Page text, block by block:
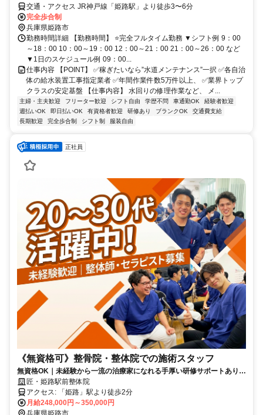
交通・アクセス JR神戸線「姫路駅」より徒歩3〜6分
完全歩合制
兵庫県姫路市
勤務時間詳細 【勤務時間】 ⭐完全フルタイム勤務 ▼シフト例 9：00
～18：00 10：00～19：00 12：00～21：00 21：00～26：00 など
▼1日のスケジュール例 09：00...
仕事内容 【POINT】 ✅稼ぎたいなら”水道メンテナンス”一択 ✅各自治
体の給水装置工事指定業者 ✅年間作業件数5万件以上、 ✅業界トップ
クラスの安定基盤 【仕事内容】 水回りの修理作業など、 メ...
主婦・主夫歓迎 フリーター歓迎 シフト自由 学歴不問 車通勤OK
経験者歓迎
週払いOK
即日払いOK 有資格者歓迎 研修あり ブランクOK
交通費支給
長期歓迎
完全歩合制 シフト制 服装自由
正社員
《無資格可》整骨院・整体院での施術スタッフ
無資格OK｜未経験から一流の治療家になれる手厚い研修サポートあり｜
店舗拡大中で最速でキャリアアップができる！週休2日制
匠・姫路駅前整体院
アクセス: 「姫路」駅より徒歩2分
月給248,000円～350,000円